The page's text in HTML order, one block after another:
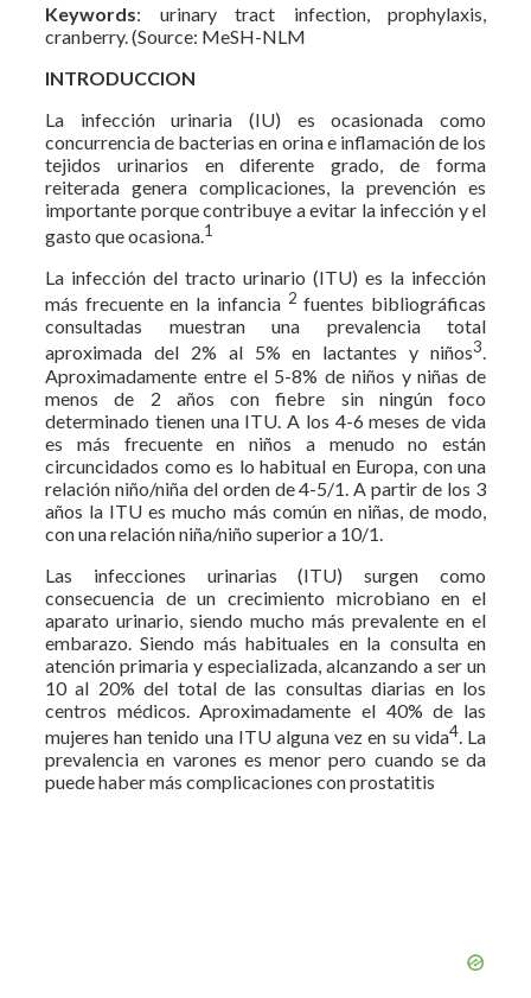
Keywords: urinary tract infection, prophylaxis,
cranberry. (Source: MeSH-NLM
INTRODUCCION
La infección urinaria (IU) es ocasionada como
concurrencia de bacterias en orina e inflamación de los
tejidos urinarios en diferente grado, de forma
reiterada genera complicaciones, la prevención es
importante porque contribuye a evitar la infección y el
gasto que ocasiona.1
La infección del tracto urinario (ITU) es la infección
más frecuente en la infancia 2 fuentes bibliográficas
consultadas muestran una prevalencia total
aproximada del 2% al 5% en lactantes y niños3.
Aproximadamente entre el 5-8% de niños y niñas de
menos de 2 años con fiebre sin ningún foco
determinado tienen una ITU. A los 4-6 meses de vida
es más frecuente en niños a menudo no están
circuncidados como es lo habitual en Europa, con una
relación niño/niña del orden de 4-5/1. A partir de los 3
años la ITU es mucho más común en niñas, de modo,
con una relación niña/niño superior a 10/1.
Las infecciones urinarias (ITU) surgen como
consecuencia de un crecimiento microbiano en el
aparato urinario, siendo mucho más prevalente en el
embarazo. Siendo más habituales en la consulta en
atención primaria y especializada, alcanzando a ser un
10 al 20% del total de las consultas diarias en los
centros médicos. Aproximadamente el 40% de las
mujeres han tenido una ITU alguna vez en su vida4. La
prevalencia en varones es menor pero cuando se da
puede haber más complicaciones con prostatitis